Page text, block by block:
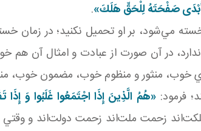
صَفْحَتَهُ لِلْحَقِّ هَلَكَ».
مي‌شود، بر او تحميل نکنيد؛ در زمان
در آن صورت از عبادت و امثال آن هم
خوب، منثور و منظوم خوب، مضمون خوب،
فرمود:«هُمُ الَّذِينَ إِذَا اجْتَمَعُوا غَلَبُوا وَ إِذَا
زحمت ملت‌اند زحمت دولت‌اند و وقتي